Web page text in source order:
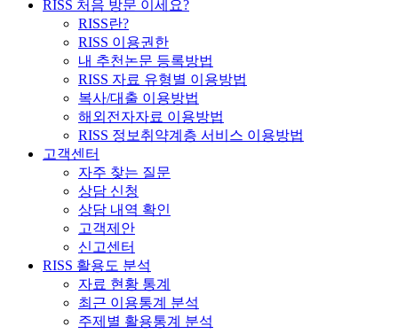
RISS 처음 방문 이세요?
RISS란?
RISS 이용권한
내 추천논문 등록방법
RISS 자료 유형별 이용방법
복사/대출 이용방법
해외전자자료 이용방법
RISS 정보취약계층 서비스 이용방법
고객센터
자주 찾는 질문
상담 신청
상담 내역 확인
고객제안
신고센터
RISS 활용도 분석
자료 현황 통계
최근 이용통계 분석
주제별 활용통계 분석